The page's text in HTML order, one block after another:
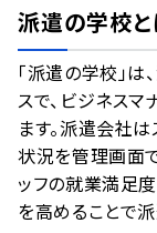
情報更新者：
派遣の学校
「派遣の学校」
スで、ビジネス
ます。派遣会社
状況を管理画面
ッフの就業満足
を高めることで